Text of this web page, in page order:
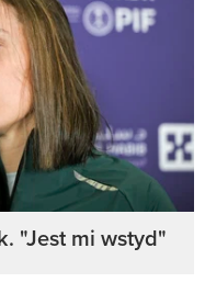
"Jest mi wstyd"